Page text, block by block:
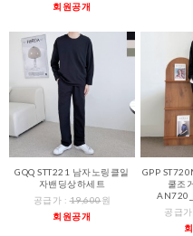
회원공개
GQQ STT221 남자노링클일
자밴딩상하세트
공급가 :19,600원
회원공개
GPP
쿨조
공급